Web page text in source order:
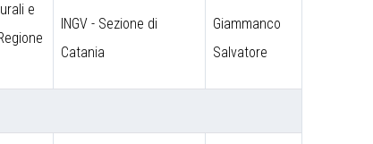
e
INGV - Sezione di
Catania
Giammanco
Salvatore